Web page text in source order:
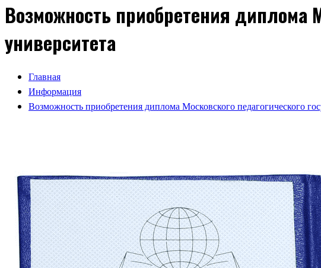
Возможность приобретения диплома
университета
Главная
Информация
Возможность приобретения диплома Московского педагогического